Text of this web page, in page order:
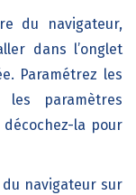
du navigateur,
dans l’onglet
Paramétrez les
paramètres
décochez-la pour
navigateur sur